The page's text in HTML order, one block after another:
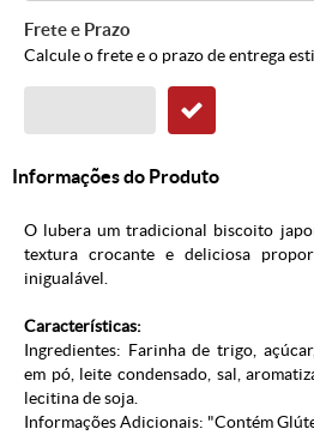
Frete e Prazo
Calcule o frete e o prazo de entrega
Informações do Produto
O lubera um tradicional biscoito
textura crocante e deliciosa
inigualável.
Características:
Ingredientes: Farinha de trigo,
em pó, leite condensado, sal,
lecitina de soja.
Informações Adicionais: "Contém